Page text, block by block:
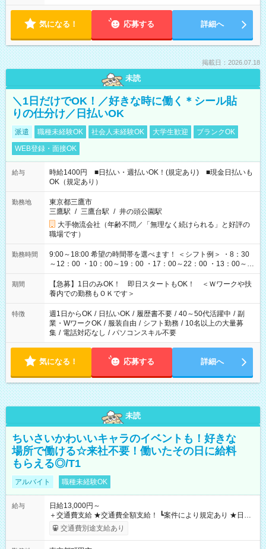
気になる！ 応募する 詳細へ
掲載日：2026.07.18
未読
＼1日だけでOK！／好きな時に働く＊シール貼
りの仕分け／日払いOK
派遣 職種未経験OK 社会人未経験OK 大学生歓迎
ブランクOK
WEB登録・面接OK
給与
時給1400円 ■日払い・週払いOK！(規定あり) ■現金日払いも
OK（規定あり）
勤務地
東京都三鷹市
三鷹駅 / 三鷹台駅 / 井の頭公園駅
大手物流会社（年齢不問／「無理なく続けられる」と好評の
職場です）
勤務時間
9:00～18:00 希望の時間帯を選べます！ ＜シフト例＞ ・8：30
～12：00 ・10：00～19：00 ・17：00～22：00 ・13：00～
22：00 ・22：00～翌6：00 など
期間
【急募】1日のみOK！ 即日スタートもOK！ ＜Ｗワークや扶
養内での勤務もＯＫです＞
特徴 週1日からOK / 日払いOK / 履歴書不要 / 40～50代活躍中 / 副
業・WワークOK / 服装自由 / シフト勤務 / 10名以上の大量募
集 / 電話対応なし / パソコンスキル不要
気になる！ 応募する 詳細へ
未読
ちいさいかわいいキャラのイベントも！好きな
場所で働ける☆来社不要！働いたその日に給料
もらえる◎/T1
アルバイト 職種未経験OK
給与
日給13,000円～
＋交通費支給 ★交通費全額支給！ ┗案件により規定あり ★日払
いOK！（規定あり） ┗働いたその日に現金GET♪ お仕事後はコ
ンビニATMから 日払い分を引き落とせます！ 【試用期間】試
交通費別途支給あり